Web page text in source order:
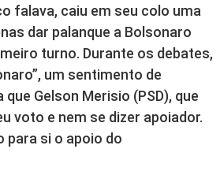
falava, caiu em seu colo uma
dar palanque a Bolsonaro
turno. Durante os debates,
um sentimento de
Gelson Merisio (PSD), que
voto e nem se dizer apoiador.
para si o apoio do